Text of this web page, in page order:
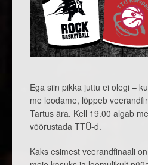
Ega siin pikka juttu ei olegi –
me loodame, lõppeb
Tartus ära. Kell 19.00 algab
võõrustada TTÜ-d.
Kaks esimest veerandfinaali